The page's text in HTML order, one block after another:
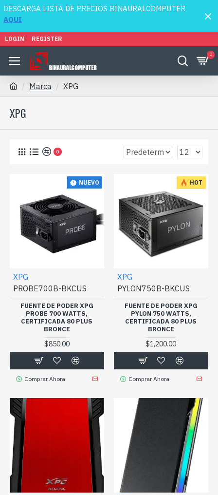
DESCARGA LISTA DE PRECIOS BINAURALCOMPUTER
AQUI
LOGIN REGISTER
0
Marca XPG
XPG
0
NUEVO
XPG
PROBE700B-BKCUS
FUENTE DE PODER XPG
PROBE 700 WATTS,
CERTIFICADA 80 PLUS
BRONCE
$850.00
Comprar Ahora
HOT
XPG
PYLON750B-BKCUS
FUENTE DE PODER XPG
PYLON 750 WATTS,
CERTIFICADA 80 PLUS
BRONCE
$1,200.00
Comprar Ahora